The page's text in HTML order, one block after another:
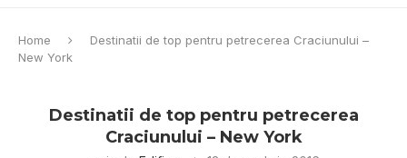
Home
Destinatii de top pentru petrecerea Craciunului –
New York
Destinatii de top pentru petrecerea
Craciunului – New York